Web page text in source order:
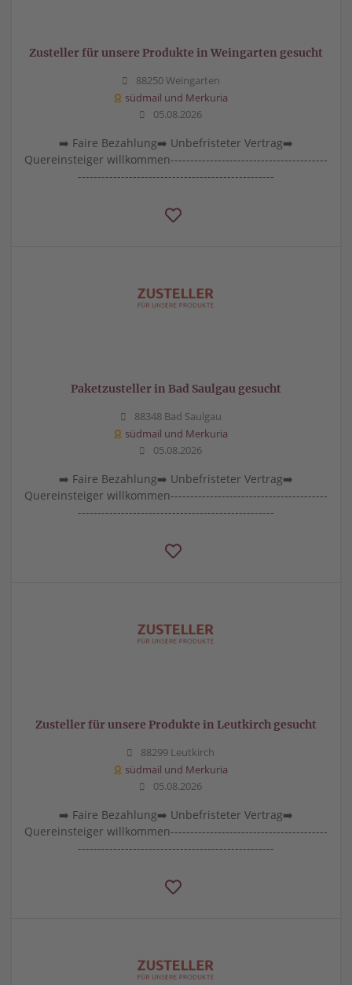
Zusteller für unsere Produkte in Weingarten gesucht
88250 Weingarten
südmail und Merkuria
05.08.2026
➡️ Faire Bezahlung➡️ Unbefristeter Vertrag➡️
Quereinsteiger willkommen----------------------------------------
--------------------------------------------------
Paketzusteller in Bad Saulgau gesucht
88348 Bad Saulgau
südmail und Merkuria
05.08.2026
➡️ Faire Bezahlung➡️ Unbefristeter Vertrag➡️
Quereinsteiger willkommen----------------------------------------
--------------------------------------------------
Zusteller für unsere Produkte in Leutkirch gesucht
88299 Leutkirch
südmail und Merkuria
05.08.2026
➡️ Faire Bezahlung➡️ Unbefristeter Vertrag➡️
Quereinsteiger willkommen----------------------------------------
--------------------------------------------------